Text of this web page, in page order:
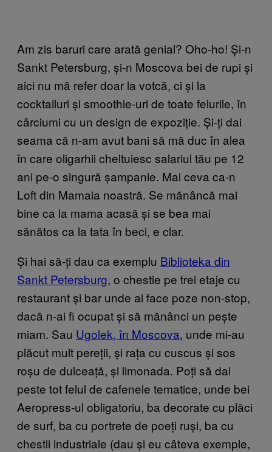
Am zis baruri care arată genial? Oho-ho! Și-n
Sankt Petersburg, și-n Moscova bei de rupi și
aici nu mă refer doar la votcă, ci și la
cocktailuri și smoothie-uri de toate felurile, în
cârciumi cu un design de expoziție. Și-ți dai
seama că n-am avut bani să mă duc în alea
în care oligarhii cheltuiesc salariul tău pe 12
ani pe-o singură șampanie. Mai ceva ca-n
Loft din Mamaia noastră. Se mănâncă mai
bine ca la mama acasă și se bea mai
sănătos ca la tata în beci, e clar.
Și hai să-ți dau ca exemplu Biblioteka din
Sankt Petersburg, o chestie pe trei etaje cu
restaurant și bar unde ai face poze non-stop,
dacă n-ai fi ocupat și să mănânci un pește
miam. Sau Ugolek, în Moscova, unde mi-au
plăcut mult pereții, și rața cu cuscus și sos
roșu de dulceață, și limonada. Poți să dai
peste tot felul de cafenele tematice, unde bei
Aeropress-ul obligatoriu, ba decorate cu plăci
de surf, ba cu portrete de poeți ruși, ba cu
chestii industriale (dau și eu câteva exemple,